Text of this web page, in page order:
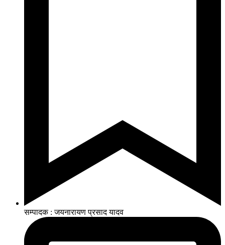
सम्पादक : जयनारायण प्रसाद यादव